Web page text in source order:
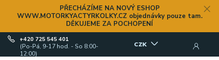
PŘECHÁZÍME NA NOVÝ ESHOP
WWW.MOTORKYACTYRKOLKY.CZ objednávky pouze tam.
DĚKUJEME ZA POCHOPENÍ
CZK
+420 725 545 401
(Po-Pá, 9-17 hod. - So 8:00-
12:00)